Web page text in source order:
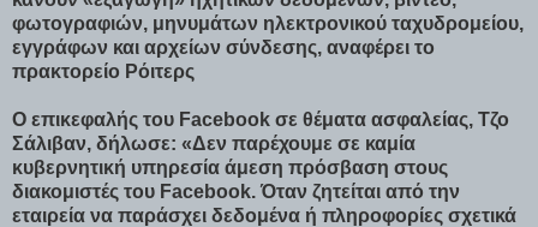
φωτογραφιών, μηνυμάτων ηλεκτρονικού ταχυδρομείου,
εγγράφων και αρχείων σύνδεσης, αναφέρει το
πρακτορείο Ρόιτερς
Ο επικεφαλής του Facebook σε θέματα ασφαλείας, Τζο
Σάλιβαν, δήλωσε: «Δεν παρέχουμε σε καμία
κυβερνητική υπηρεσία άμεση πρόσβαση στους
διακομιστές του Facebook. Όταν ζητείται από την
εταιρεία να παράσχει δεδομένα ή πληροφορίες σχετικά